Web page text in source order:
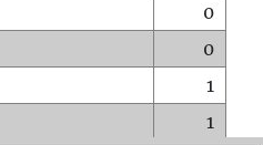
0
0
1
1